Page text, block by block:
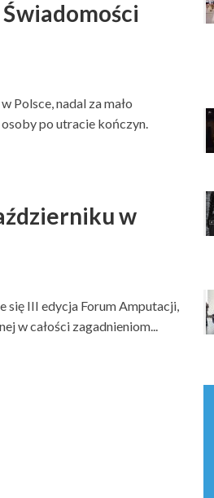
Polsce, nadal za mało
po utracie kończyn.
w
się III edycja Forum Amputacji,
w całości zagadnieniom...